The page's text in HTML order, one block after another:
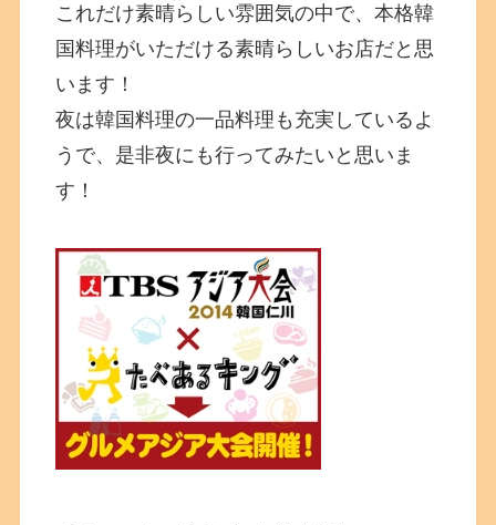
これだけ素晴らしい雰囲気の中で、本格韓
国料理がいただける素晴らしいお店だと思
います！
夜は韓国料理の一品料理も充実しているよ
うで、是非夜にも行ってみたいと思いま
す！